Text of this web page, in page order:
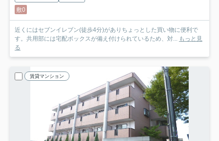
敷0
近くにはセブンイレブン(徒歩4分)がありちょっとした買い物に便利で
す。共用部には宅配ボックスが備え付けられているため、対... もっと見
る
賃貸マンション